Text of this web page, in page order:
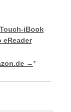
iBook
eReader
→*